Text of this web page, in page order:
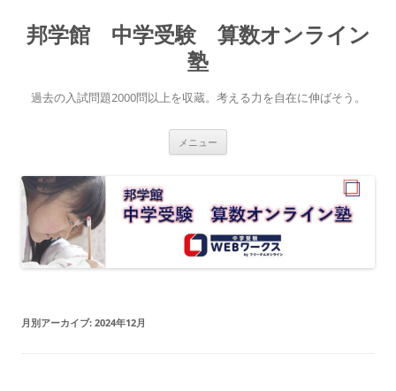
テ
ン
キ
ッ
邦学館 中学受験 算数オンライン
塾
過去の入試問題2000問以上を収蔵。考える力を自在に伸ばそう。
メニュー
月別アーカイブ: 2024年12月